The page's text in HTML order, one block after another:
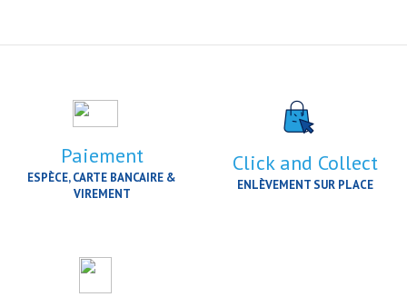
Paiement
ESPÈCE, CARTE BANCAIRE &
VIREMENT
Click and Collect
ENLÈVEMENT SUR PLACE